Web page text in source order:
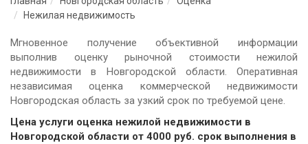
Нежилая недвижимость
Мгновенное получение объективной информации
выполнив оценку рыночной стоимости нежилой
недвижимости в Новгородской области. Оперативная
независимая оценка коммерческой недвижимости
Новгородская область за узкий срок по требуемой цене.
Цена услуги оценка нежилой недвижимости в
Новгородской области от 4000 руб. cрок выполнения в